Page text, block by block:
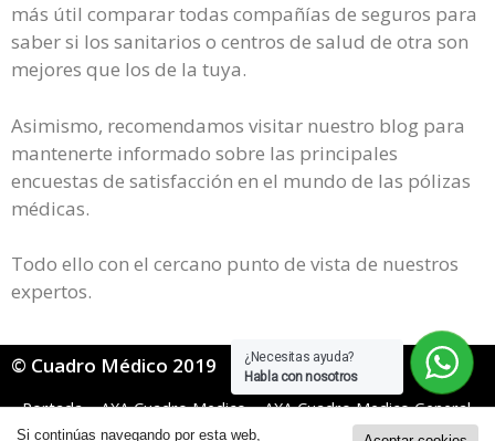
¿Necesitas ayuda?
Habla con nosotros
más útil comparar todas compañías de seguros para
saber si los sanitarios o centros de salud de otra son
mejores que los de la tuya.
Asimismo, recomendamos visitar nuestro blog para
mantenerte informado sobre las principales
encuestas de satisfacción en el mundo de las pólizas
médicas.
Todo ello con el cercano punto de vista de nuestros
expertos.
© Cuadro Médico 2019
Portada»AXA Cuadro Medico»AXA Cuadro Medico General»
Axa Cuadro Medico Cantabria
Si continúas navegando por esta web,